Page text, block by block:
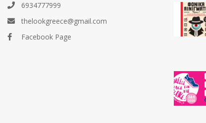
6934777999
thelookgreece@gmail.com
Facebook Page